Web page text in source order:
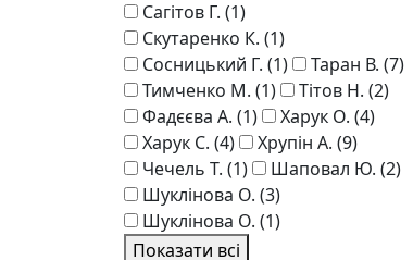
Сагітов Г. (1)
Скутаренко К. (1)
Сосницький Г. (1) Таран В. (7)
Тимченко М. (1) Тітов Н. (2)
Фадєєва А. (1) Харук О. (4)
Харук С. (4) Хрупін А. (9)
Чечель Т. (1) Шаповал Ю. (2)
Шукліновa О. (3)
Шуклінова О. (1)
Показати всі